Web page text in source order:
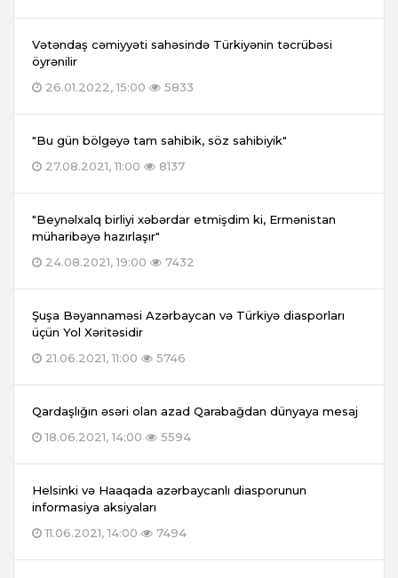
Vətəndaş cəmiyyəti sahəsində Türkiyənin təcrübəsi
öyrənilir
26.01.2022, 15:00
5833
"Bu gün bölgəyə tam sahibik, söz sahibiyik"
27.08.2021, 11:00
8137
"Beynəlxalq birliyi xəbərdar etmişdim ki, Ermənistan
müharibəyə hazırlaşır"
24.08.2021, 19:00
7432
Şuşa Bəyannaməsi Azərbaycan və Türkiyə diasporları
üçün Yol Xəritəsidir
21.06.2021, 11:00
5746
Qardaşlığın əsəri olan azad Qarabağdan dünyaya mesaj
18.06.2021, 14:00
5594
Helsinki və Haaqada azərbaycanlı diasporunun
informasiya aksiyaları
11.06.2021, 14:00
7494